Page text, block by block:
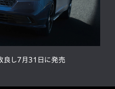
良し7月31日に発売